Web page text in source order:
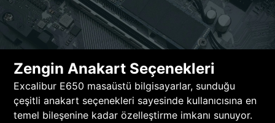
Zengin Anakart Seçenekleri
Excalibur E650 masaüstü bilgisayarlar, sunduğu
çeşitli anakart seçenekleri sayesinde kullanıcısına en
temel bileşenine kadar özelleştirme imkanı sunuyor.